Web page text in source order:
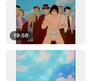
19:56